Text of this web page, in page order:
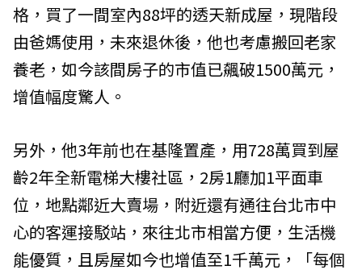
格，買了一間室內88坪的透天新成屋，現階段
由爸媽使用，未來退休後，他也考慮搬回老家
養老，如今該間房子的市值已飆破1500萬元，
增值幅度驚人。
另外，他3年前也在基隆置產，用728萬買到屋
齡2年全新電梯大樓社區，2房1廳加1平面車
位，地點鄰近大賣場，附近還有通往台北市中
心的客運接駁站，來往北市相當方便，生活機
能優質，且房屋如今也增值至1千萬元，「每個